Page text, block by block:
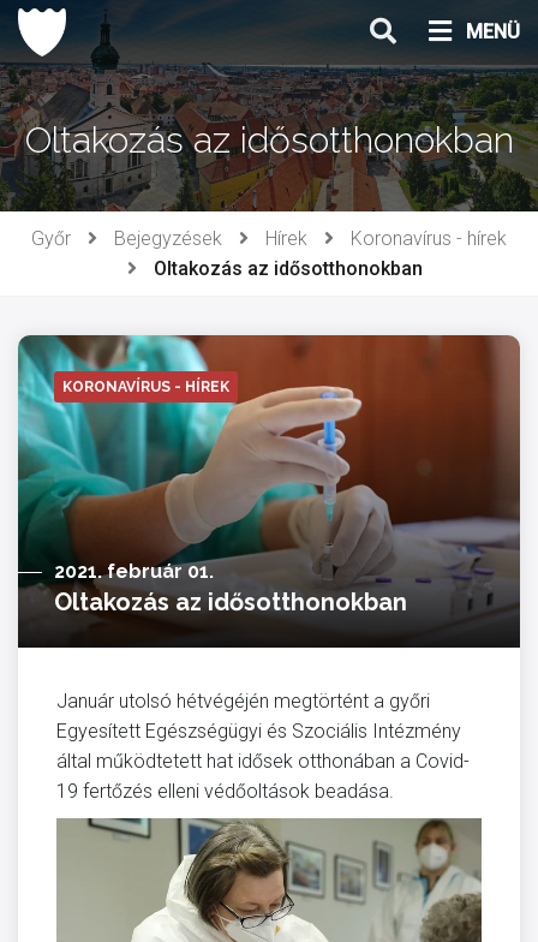
Ugrás
tartalomhoz
MENÜ
Oltakozás az idősotthonokban
Győr Bejegyzések Hírek
Koronavírus - hírek
Oltakozás az idősotthonokban
KORONAVÍRUS - HÍREK
2021. február 01.
Oltakozás az idősotthonokban
Január utolsó hétvégéjén megtörtént a győri
Egyesített Egészségügyi és Szociális Intézmény
által működtetett hat idősek otthonában a Covid-
19 fertőzés elleni védőoltások beadása.